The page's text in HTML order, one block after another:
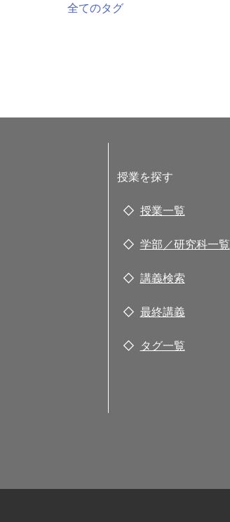
全てのタグ
授業を探す
授業一覧
学部／研究科一覧
講義検索
最終講義
タグ一覧